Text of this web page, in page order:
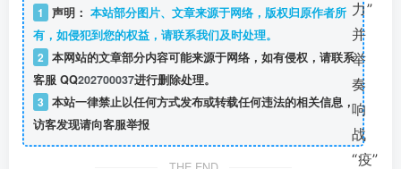
1 声明： 本站部分图片、文章来源于网络，版权归原作者所
有，如侵犯到您的权益，请联系我们及时处理。
2 本网站的文章部分内容可能来源于网络，如有侵权，请联系
客服 QQ202700037进行删除处理。
3 本站一律禁止以任何方式发布或转载任何违法的相关信息，
访客发现请向客服举报